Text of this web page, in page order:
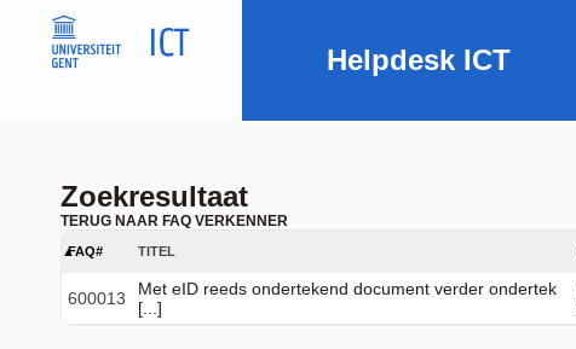
Helpdesk ICT
Zoekresultaat
TERUG NAAR FAQ VERKENNER
FAQ# TITEL
600013
Met eID reeds ondertekend document verder ondertek
[...]